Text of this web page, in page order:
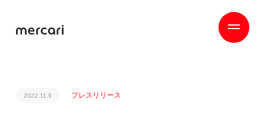
2022.11.9 プレスリリース